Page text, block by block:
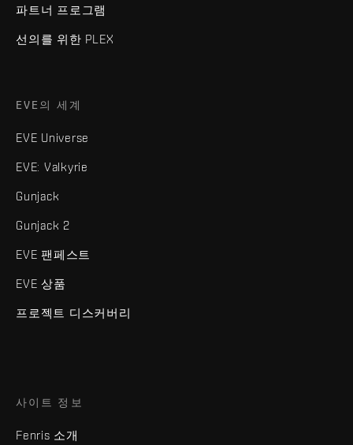
파트너 프로그램
선의를 위한 PLEX
EVE의 세계
EVE Universe
EVE: Valkyrie
Gunjack
Gunjack 2
EVE 팬페스트
EVE 상품
프로젝트 디스커버리
사이트 정보
Fenris 소개